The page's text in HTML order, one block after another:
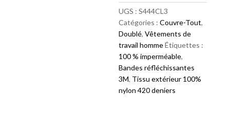
nylon
bande
4
pouces
UGS :S444CL3
Catégories :Couvre-Tout,
Doublé,Vêtements de
travail hommeÉtiquettes :
100 % imperméable,
Bandes réfléchissantes
3M, Tissu extérieur 100%
nylon 420 deniers